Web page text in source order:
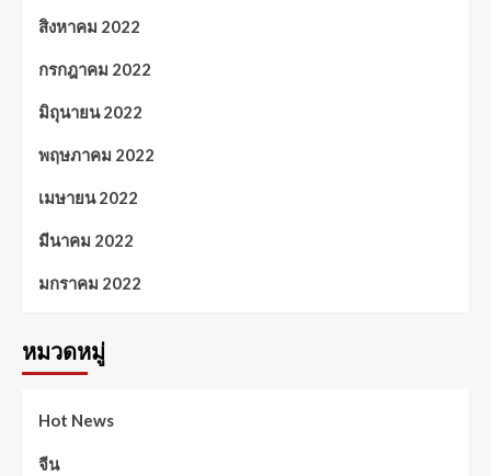
สิงหาคม 2022
กรกฎาคม 2022
มิถุนายน 2022
พฤษภาคม 2022
เมษายน 2022
มีนาคม 2022
มกราคม 2022
หมวดหมู่
Hot News
จีน